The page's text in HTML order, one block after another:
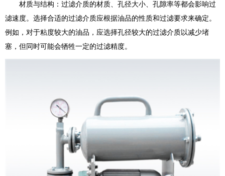
材质与结构：过滤介质的材质、孔径大小、孔隙率等都会影响过
滤速度。选择合适的过滤介质应根据油品的性质和过滤要求来确定。
例如，对于粘度较大的油品，应选择孔径较大的过滤介质以减少堵
塞，但同时可能会牺牲一定的过滤精度。